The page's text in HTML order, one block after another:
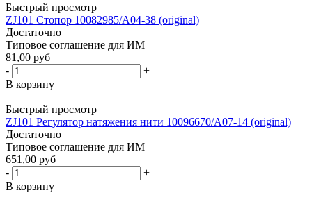
Быстрый просмотр
ZJ101 Стопор 10082985/A04-38 (original)
Достаточно
Типовое соглашение для ИМ
81,00 руб
-
+
В корзину
Быстрый просмотр
ZJ101 Регулятор натяжения нити 10096670/A07-14 (original)
Достаточно
Типовое соглашение для ИМ
651,00 руб
-
+
В корзину